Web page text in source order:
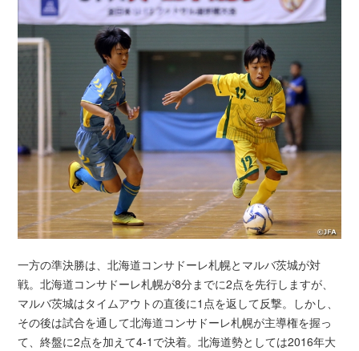
一方の準決勝は、北海道コンサドーレ札幌とマルバ茨城が対
戦。北海道コンサドーレ札幌が8分までに2点を先行しますが、
マルバ茨城はタイムアウトの直後に1点を返して反撃。しかし、
その後は試合を通して北海道コンサドーレ札幌が主導権を握っ
て、終盤に2点を加えて4-1で決着。北海道勢としては2016年大